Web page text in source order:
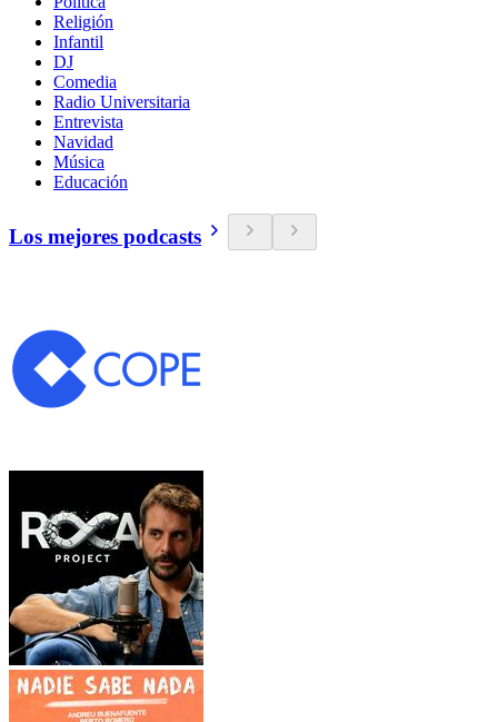
Religión
Infantil
DJ
Comedia
Radio Universitaria
Entrevista
Navidad
Música
Educación
Los mejores podcasts